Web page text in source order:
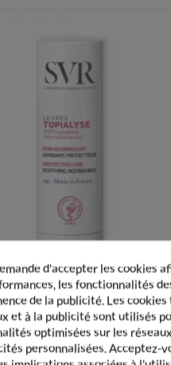
Lèvres Soin Nourrissant 4g
d'accepter les cookies
les fonctionnalités
de la publicité. Les
et à la publicité sont utilisés
optimisées sur les
personnalisées. Acceptez-